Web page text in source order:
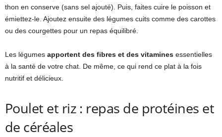
thon en conserve (sans sel ajouté). Puis, faites cuire le poisson et
émiettez-le. Ajoutez ensuite des légumes cuits comme des carottes
ou des courgettes pour un repas équilibré.
Les légumes apportent des fibres et des vitamines essentielles
à la santé de votre chat. De même, ce qui rend ce plat à la fois
nutritif et délicieux.
Poulet et riz : repas de protéines et
de céréales